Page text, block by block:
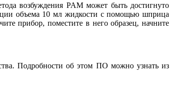
возбуждения PAM может быть достигнуто
объема 10 мл жидкости с помощью шприца
прибор, поместите в него образец, начните
Подробности об этом ПО можно узнать из